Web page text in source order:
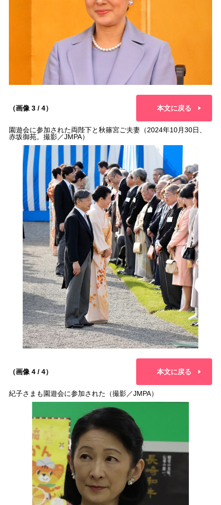
（画像 3 / 4） 本文に戻る
園遊会に参加された両陛下と秋篠宮ご夫妻（2024年10月30日、
赤坂御苑。撮影／JMPA）
（画像 4 / 4） 本文に戻る
紀子さまも園遊会に参加された（撮影／JMPA）